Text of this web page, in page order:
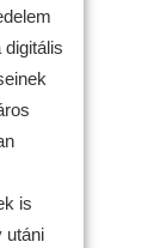
is
utáni